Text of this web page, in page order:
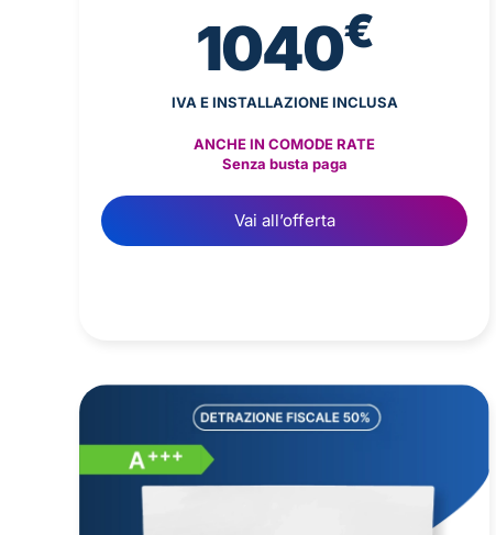
1040€
IVA E INSTALLAZIONE INCLUSA
ANCHE IN COMODE RATE
Senza busta paga
Vai all’offerta